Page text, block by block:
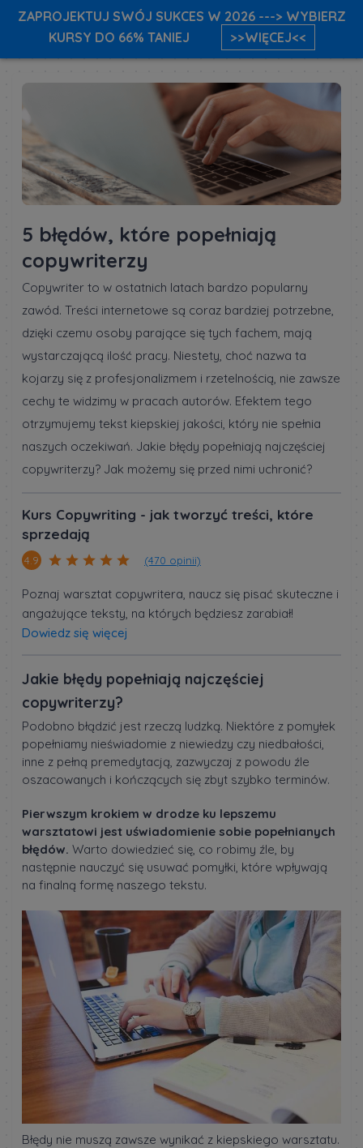
5 błędów, które popełniają
copywriterzy
Copywriter to w ostatnich latach bardzo popularny
zawód. Treści internetowe są coraz bardziej potrzebne,
dzięki czemu osoby parające się tych fachem, mają
wystarczającą ilość pracy. Niestety, choć nazwa ta
kojarzy się z profesjonalizmem i rzetelnością, nie zawsze
cechy te widzimy w pracach autorów. Efektem tego
otrzymujemy tekst kiepskiej jakości, który nie spełnia
naszych oczekiwań. Jakie błędy popełniają najczęściej
copywriterzy? Jak możemy się przed nimi uchronić?
Kurs Copywriting - jak tworzyć treści, które
sprzedają
4.9 (470 opinii)
Poznaj warsztat copywritera, naucz się pisać skuteczne i
angażujące teksty, na których będziesz zarabiał!
Dowiedz się więcej
Jakie błędy popełniają najczęściej
copywriterzy?
Podobno błądzić jest rzeczą ludzką. Niektóre z pomyłek
popełniamy nieświadomie z niewiedzy czy niedbałości,
inne z pełną premedytacją, zazwyczaj z powodu źle
oszacowanych i kończących się zbyt szybko terminów.
Pierwszym krokiem w drodze ku lepszemu
warsztatowi jest uświadomienie sobie popełnianych
błędów. Warto dowiedzieć się, co robimy źle, by
następnie nauczyć się usuwać pomyłki, które wpływają
na finalną formę naszego tekstu.
Błędy nie muszą zawsze wynikać z kiepskiego warsztatu.
ZAPROJEKTUJ SWÓJ SUKCES W 2026 ---> WYBIERZ
KURSY DO 66% TANIEJ
>>WIĘCEJ<<